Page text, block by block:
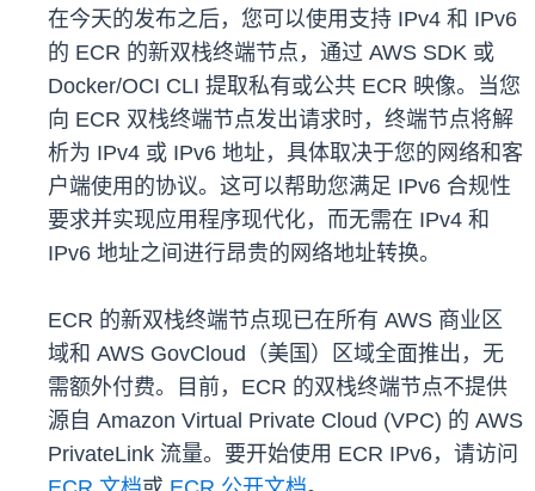
在今天的发布之后，您可以使用支持 IPv4 和 IPv6
的 ECR 的新双栈终端节点，通过 AWS SDK 或
Docker/OCI CLI 提取私有或公共 ECR 映像。当您
向 ECR 双栈终端节点发出请求时，终端节点将解
析为 IPv4 或 IPv6 地址，具体取决于您的网络和客
户端使用的协议。这可以帮助您满足 IPv6 合规性
要求并实现应用程序现代化，而无需在 IPv4 和
IPv6 地址之间进行昂贵的网络地址转换。
ECR 的新双栈终端节点现已在所有 AWS 商业区
域和 AWS GovCloud（美国）区域全面推出，无
需额外付费。目前，ECR 的双栈终端节点不提供
源自 Amazon Virtual Private Cloud (VPC) 的 AWS
PrivateLink 流量。要开始使用 ECR IPv6，请访问